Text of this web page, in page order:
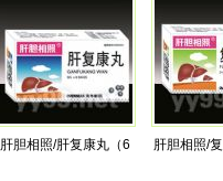
肝胆相照/肝复康丸（6 肝胆相照/